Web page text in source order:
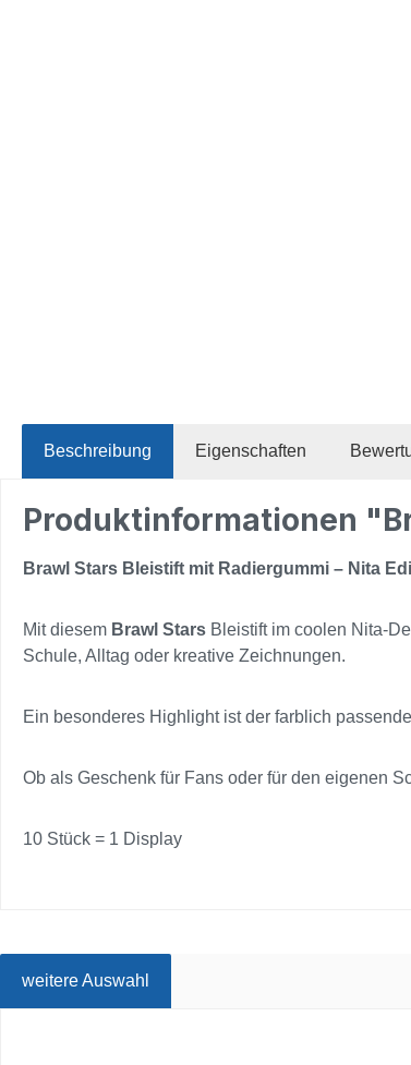
Beschreibung Eigenschaften
Produktinformationen
Brawl Stars Bleistift mit Radiergummi – Nita
Mit diesem Brawl Stars Bleistift im coolen Nita-
Schule, Alltag oder kreative Zeichnungen.
Ein besonderes Highlight ist der farblich
Ob als Geschenk für Fans oder für den eigenen
10 Stück = 1 Display
weitere Auswahl